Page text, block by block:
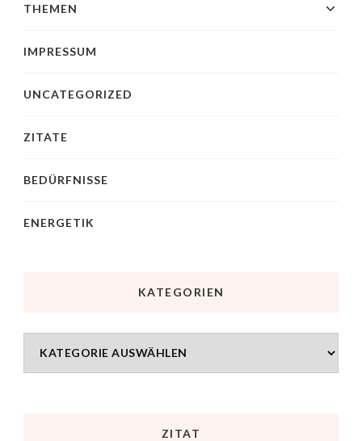
THEMEN
IMPRESSUM
UNCATEGORIZED
ZITATE
BEDÜRFNISSE
ENERGETIK
KATEGORIEN
ZITAT